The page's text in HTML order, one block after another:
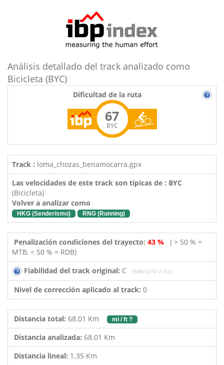
Análisis detallado del track analizado como
Bicicleta (BYC)
Dificultad de la ruta
67
BYC
Track : loma_chozas_benamocarra.gpx
Las velocidades de este track son típicas de : BYC
(Bicicleta)
Volver a analizar como
HKG (Senderismo) RNG (Running)
Penalización condiciones del trayecto: 43 % ( > 50 % =
MTB, < 50 % = RDB)
Fiabilidad del track original: C (948/52/0/-/-/52)
Nivel de corrección aplicado al track: 0
Distancia total: 68.01 Km mi / ft ?
Distancia analizada: 68.01 Km
Distancia lineal: 1.35 Km